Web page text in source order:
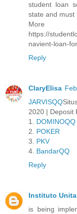
student loan
state and must
https://
navient-loan-
Reply
ClaryElisa
JARVISQQ
2020 | Deposit
1. DOMINOQQ
2. POKER
3. PKV
4. BandarQQ
Reply
Instituto
is being